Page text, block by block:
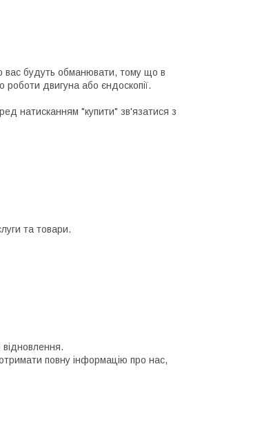
вас будуть обманювати, тому що в
роботи двигуна або єндоскопії.
натисканням "купити" зв'язатися з
та товари.
повну інформацію про нас,